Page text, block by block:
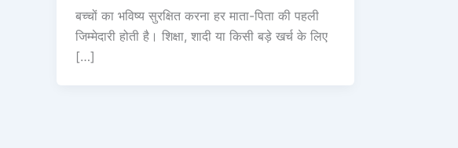
बच्चों का भविष्य सुरक्षित करना हर माता-पिता की पहली
जिम्मेदारी होती है। शिक्षा, शादी या किसी बड़े खर्च के लिए
[…]